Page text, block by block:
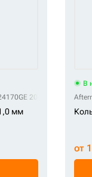
GE 20Y-70-11320GE
мм
В
от